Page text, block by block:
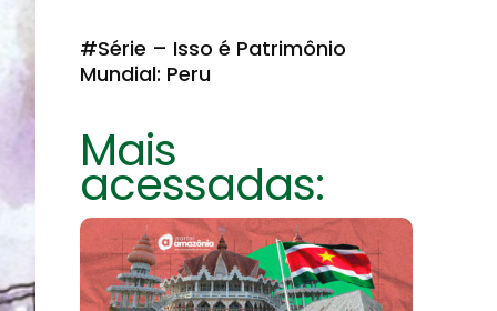
#Série – Isso é Patrimônio
Mundial: Peru
Mais
acessadas: